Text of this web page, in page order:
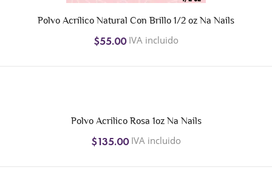
Polvo Acrílico Natural Con Brillo 1/2 oz Na Nails
$55.00IVA incluido
Polvo Acrilico Rosa 1oz Na Nails
$135.00IVA incluido